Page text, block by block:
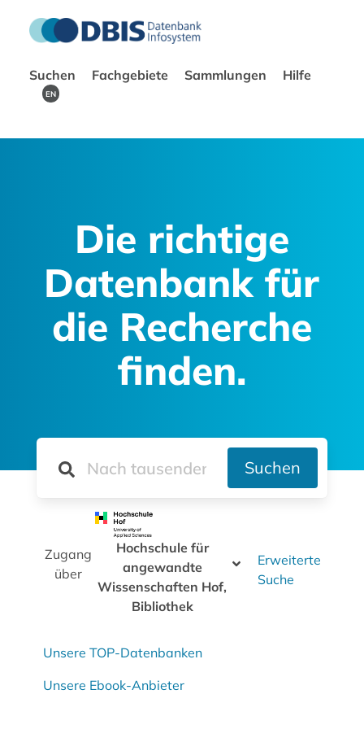
Suchen Fachgebiete Sammlungen Hilfe
EN
Die richtige
Datenbank für
die Recherche
finden.
Suchen
Zugang
über
Hochschule für
angewandte
Wissenschaften Hof,
Bibliothek
Erweiterte
Suche
Unsere TOP-Datenbanken
Unsere Ebook-Anbieter